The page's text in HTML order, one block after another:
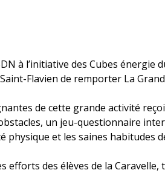
à l’initiative des Cubes énergie
Flavien de remporter La
de cette grande activité
un jeu-questionnaire
physique et les saines habitudes
des élèves de la Caravelle,